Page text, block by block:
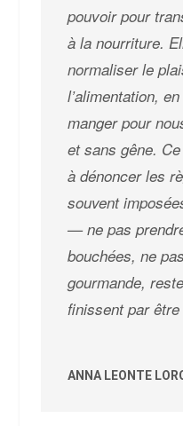
pouvoir pour
à la nourriture.
normaliser le
l’alimentation,
manger pour
et sans gêne.
à dénoncer les
souvent
— ne pas
bouchées, ne
gourmande,
finissent par
ANNA LEONTE